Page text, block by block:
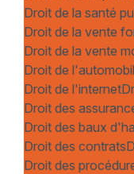
Droit de la santé
Droit de la vente
Droit de la vente
Droit de
Droit de l'internet
Droit des
Droit des baux
Droit des contrats
Droit des